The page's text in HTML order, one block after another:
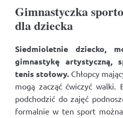
Gimnastyczka
dla dziecka
Siedmioletnie dziecko,
gimnastykę artystyczną,
tenis stołowy. Chłopcy
mogą zacząć ćwiczyć walki.
podchodzić do zajęć
formalnie w ten sport